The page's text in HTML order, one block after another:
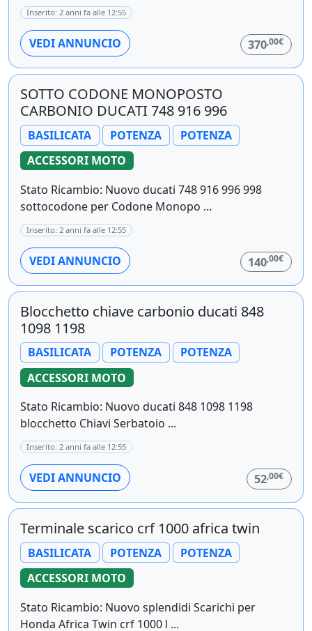
Inserito: 2 anni fa alle 12:55
VEDI ANNUNCIO 370,00€
SOTTO CODONE MONOPOSTO
CARBONIO DUCATI 748 916 996
BASILICATA POTENZA
POTENZA
ACCESSORI MOTO
Stato Ricambio: Nuovo ducati 748 916 996 998
sottocodone per Codone Monopo ...
Inserito: 2 anni fa alle 12:55
VEDI ANNUNCIO 140,00€
Blocchetto chiave carbonio ducati 848
1098 1198
BASILICATA POTENZA
POTENZA
ACCESSORI MOTO
Stato Ricambio: Nuovo ducati 848 1098 1198
blocchetto Chiavi Serbatoio ...
Inserito: 2 anni fa alle 12:55
VEDI ANNUNCIO 52,00€
Terminale scarico crf 1000 africa twin
BASILICATA POTENZA
POTENZA
ACCESSORI MOTO
Stato Ricambio: Nuovo splendidi Scarichi per
Honda Africa Twin crf 1000 l ...